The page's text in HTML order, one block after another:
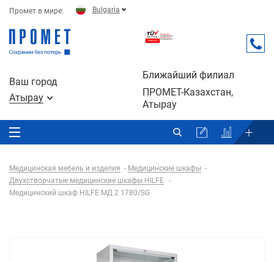
Промет в мире: Bulgaria
Ваш город
Атырау
Ближайший филиал
ПРОМЕТ-Казахстан,
Атырау
Медицинская мебель и изделия
Медицинские шкафы
Двухстворчатые медицинские шкафы HILFE
Медицинский шкаф HILFE МД 2 1780/SG